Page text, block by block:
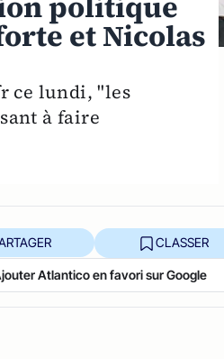
et Nicolas
ce lundi, "les
à faire
CLASSER
Atlantico en favori sur Google